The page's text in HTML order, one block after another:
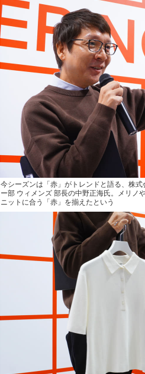
今シーズンは「赤」がトレンドと語る、株
ー部 ウィメンズ 部長の中野正海氏。メリノ
ニットに合う「赤」を揃えたという